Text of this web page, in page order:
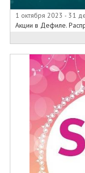
1 октября 2023 - 31
Акции в Дефиле.